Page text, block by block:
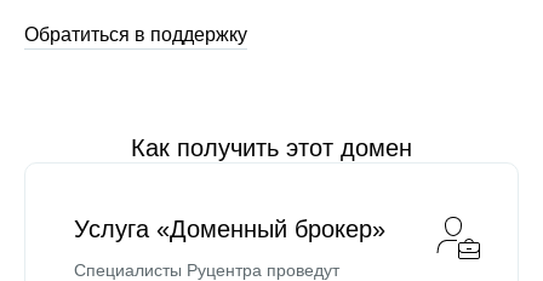
Обратиться в поддержку
Как получить этот домен
Услуга «Доменный брокер»
Специалисты Руцентра проведут